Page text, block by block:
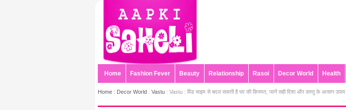
Home Fashion Fever Beauty Relationship Rasoi Decor World Health
Home : Decor World : Vastu : Vastu : विंड चाइम से बदल सकती है घर की किस्मत, जानें सही दिशा और वास्तु के आसान उपाय